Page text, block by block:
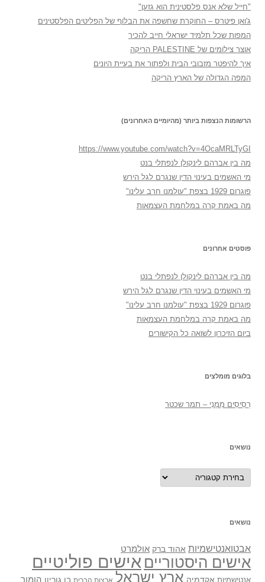
"חייל שלא אנס פלסטינית הוא גזען"
ג'ואן פיטרס – החוקרת שחשפה את הבלוף של הפליטים הפלסטינים
המפות שכל תלמיד ישראלי חייב להכיר
אוצר צילומים של PALESTINE הריקה
איך להיפטר מזבובי הבית ולפתור את בעיית היונים
המפה הגדולה של הארץ הריקה
הרשומות הנצפות ביותר (מהיומיים האחרונים)
https://www.youtube.com/watch?v=4OcaMRLTyGI
מה בין אברהם לינקולן לנפתלי בנט
מי האשמים בעינוי הדין שנגרם לגל הירש
פוגרום 1929 בצפת "עולמנו חרב עלינו"
מה באמת קרה במלחמת העצמאות
פוסטים אחרונים
מה בין אברהם לינקולן לנפתלי בנט
מי האשמים בעינוי הדין שנגרם לגל הירש
פוגרום 1929 בצפת "עולמנו חרב עלינו"
מה באמת קרה במלחמת העצמאות
ביום הזיכרון לשואה כל הקישורים
בלוגים מומלצים
רְסִיסִים מִמֶנִי – תמר שכטר
נושאים
נושאים
נושאים
אבטואנטישמיות אהוד ברק אולמרט
אישים היסטורייםאישים פוליטיים
אנטישמיות אקדמיה ארץ ישראל בן גוריון הומור